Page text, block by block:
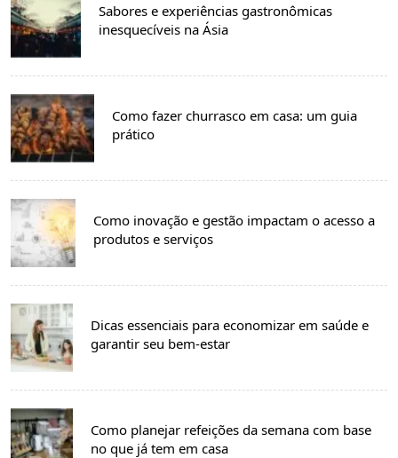
Sabores e experiências gastronômicas
inesquecíveis na Ásia
Como fazer churrasco em casa: um guia
prático
Como inovação e gestão impactam o acesso a
produtos e serviços
Dicas essenciais para economizar em saúde e
garantir seu bem-estar
Como planejar refeições da semana com base
no que já tem em casa